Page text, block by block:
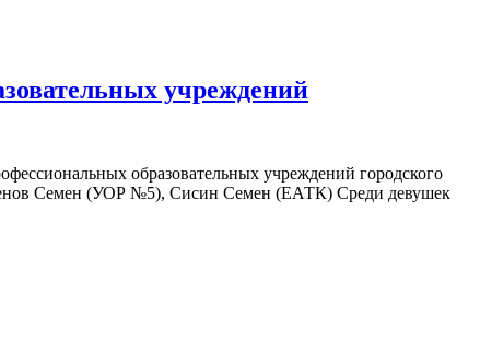
учреждений
образовательных учреждений городского
Семен (УОР №5), Сисин Семен (ЕАТК) Среди девушек